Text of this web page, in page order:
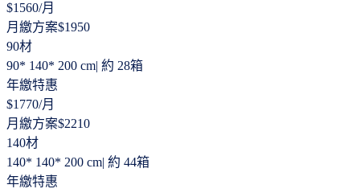
$1560/月
月繳方案$1950
90材
90* 140* 200 cm| 約 28箱
年繳特惠
$1770/月
月繳方案$2210
140材
140* 140* 200 cm| 約 44箱
年繳特惠